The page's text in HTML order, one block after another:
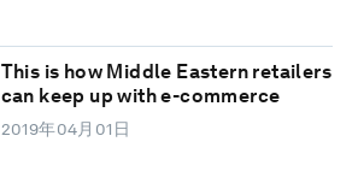
This is how Middle Eastern retailers
can keep up with e-commerce
2019年04月01日